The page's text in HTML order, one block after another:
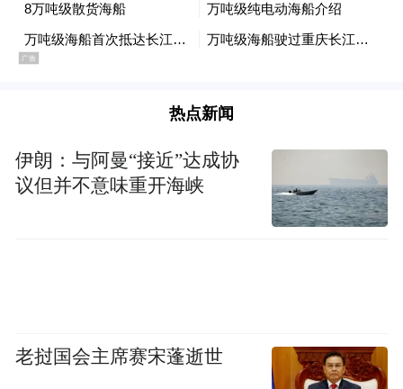
热点新闻
伊朗：与阿曼“接近”达成协
议但并不意味重开海峡
老挝国会主席赛宋蓬逝世